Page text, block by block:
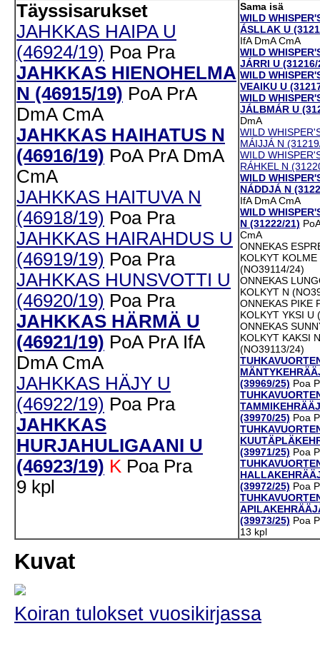
Täyssisarukset
JAHKKAS HAIPA U
(46924/19) Poa Pra
JAHKKAS HIENOHELMA
N (46915/19) PoA PrA
DmA CmA
JAHKKAS HAIHATUS N
(46916/19) PoA PrA DmA
CmA
JAHKKAS HAITUVA N
(46918/19) Poa Pra
JAHKKAS HAIRAHDUS U
(46919/19) Poa Pra
JAHKKAS HUNSVOTTI U
(46920/19) Poa Pra
JAHKKAS HÄRMÄ U
(46921/19) PoA PrA IfA
DmA CmA
JAHKKAS HÄJY U
(46922/19) Poa Pra
JAHKKAS
HURJAHULIGAANI U
(46923/19) K Poa Pra
9 kpl
Sama isä
WILD
ÁSLLAK U
IfA DmA CmA
WILD
JÁRRI U (31216/
WILD
VEAIKU U
WILD
JÁLBMÁR U
DmA
WILD
MÁIJJÁ N
WILD
RÁHKEL N
WILD
NÁDDJÁ N
IfA DmA CmA
WILD
N (31222/21) PoA
CmA
ONNEKAS
KOLKYT KOLME
(NO39114/24)
ONNEKAS
KOLKYT N
ONNEKAS PIKE
KOLKYT YKSI U
ONNEKAS
KOLKYT KAKSI N
(NO39113/24)
(39969/25) Poa
(39970/25) Poa
(39971/25) Poa
(39972/25) Poa
(39973/25) Poa
13 kpl
Kuvat
Koiran tulokset vuosikirjassa